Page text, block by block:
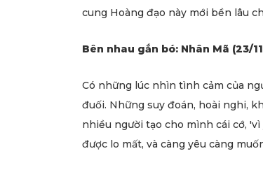
cung Hoàng đạo này mới bền lâu
Bên nhau gắn bó: Nhân Mã (23/
Có những lúc nhìn tình cảm của
đuối. Những suy đoán, hoài nghi,
nhiều người tạo cho mình cái cớ,
được lo mất, và càng yêu càng